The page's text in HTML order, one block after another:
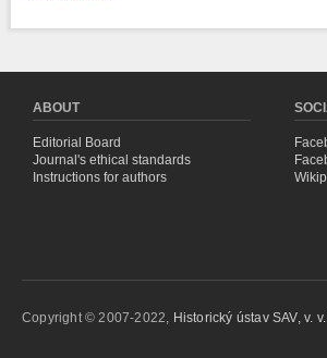
ABOUT
Editorial Board
Journal's ethical standards
Instructions for authors
Copyright © 2007-2022, Historický ústav SAV, v.